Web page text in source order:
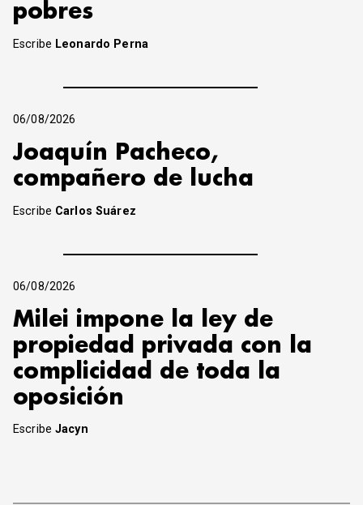
pobres
Escribe Leonardo Perna
06/08/2026
Joaquín Pacheco,
compañero de lucha
Escribe Carlos Suárez
06/08/2026
Milei impone la ley de
propiedad privada con la
complicidad de toda la
oposición
EscribeJacyn